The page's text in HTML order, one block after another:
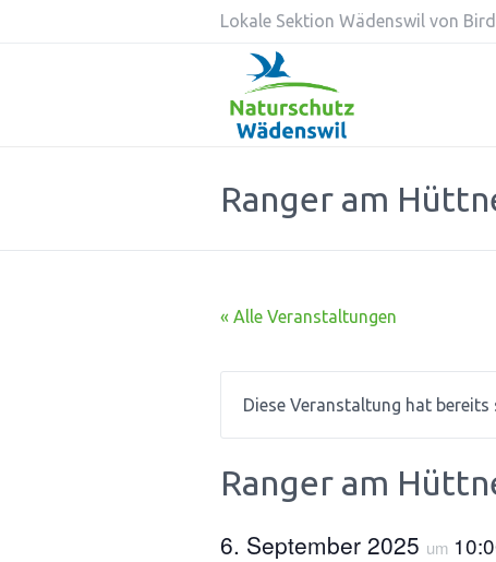
Lokale Sektion Wädenswil von
Ranger am
« Alle Veranstaltungen
Diese Veranstaltung hat
Ranger am
6. September 2025 um